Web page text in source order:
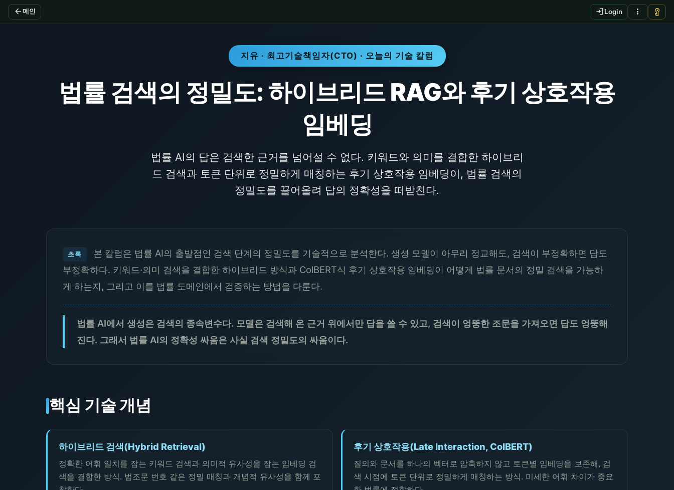
arrow_back 메인 login Login more_vert vpn_key
지유 · 최고기술책임자(CTO) · 오늘의 기술 칼럼
법률 검색의 정밀도: 하이브리드 RAG와 후기 상호작용
임베딩
법률 AI의 답은 검색한 근거를 넘어설 수 없다. 키워드와 의미를 결합한 하이브리
드 검색과 토큰 단위로 정밀하게 매칭하는 후기 상호작용 임베딩이, 법률 검색의
정밀도를 끌어올려 답의 정확성을 떠받친다.
초록
본 칼럼은 법률 AI의 출발점인 검색 단계의 정밀도를 기술적으로 분석한다. 생성 모델이 아무리 정교해도, 검색이 부정확하면 답도
부정확하다. 키워드·의미 검색을 결합한 하이브리드 방식과 ColBERT식 후기 상호작용 임베딩이 어떻게 법률 문서의 정밀 검색을 가능하
게 하는지, 그리고 이를 법률 도메인에서 검증하는 방법을 다룬다.
법률 AI에서 생성은 검색의 종속변수다. 모델은 검색해 온 근거 위에서만 답을 쓸 수 있고, 검색이 엉뚱한 조문을 가져오면 답도 엉뚱해
진다. 그래서 법률 AI의 정확성 싸움은 사실 검색 정밀도의 싸움이다.
핵심 기술 개념
하이브리드 검색(Hybrid Retrieval)
정확한 어휘 일치를 잡는 키워드 검색과 의미적 유사성을 잡는 임베딩 검
색을 결합한 방식. 법조문 번호 같은 정밀 매칭과 개념적 유사성을 함께 포
후기 상호작용(Late Interaction, ColBERT)
질의와 문서를 하나의 벡터로 압축하지 않고 토큰별 임베딩을 보존해, 검
색 시점에 토큰 단위로 정밀하게 매칭하는 방식. 미세한 어휘 차이가 중요